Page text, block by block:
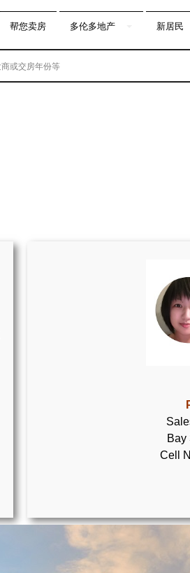
帮您卖房 多伦多地产 新居民
Bay
Cell